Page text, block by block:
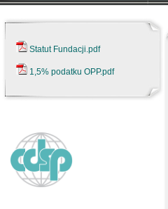
Statut Fundacji.pdf
1,5% podatku OPP.pdf